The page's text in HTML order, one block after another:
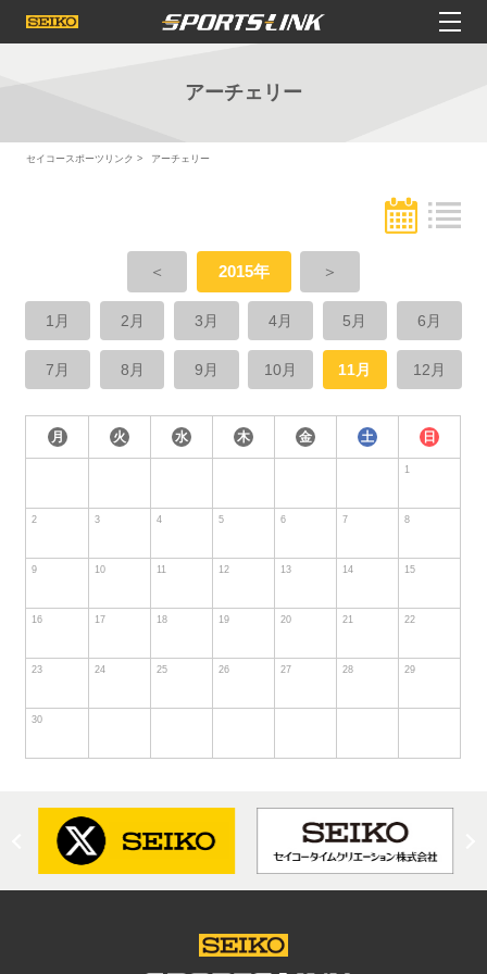
アーチェリー
セイコースポーツリンク アーチェリー
＜ 2015年 ＞
1月 2月 3月 4月 5月 6月
7月 8月 9月 10月 11月 12月
月 火 水 木 金 土 日
1
2 3 4 5 6 7 8
9 10 11 12 13 14 15
16 17 18 19 20 21 22
23 24 25 26 27 28 29
30